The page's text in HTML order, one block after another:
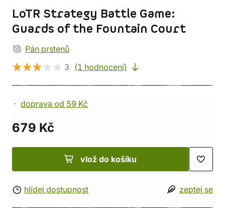
LoTR Strategy Battle Game:
Guards of the Fountain Court
Pán prstenů
3
(1 hodnocení)
doprava od 59 Kč
679 Kč
vlož do košíku
hlídej dostupnost zeptej se